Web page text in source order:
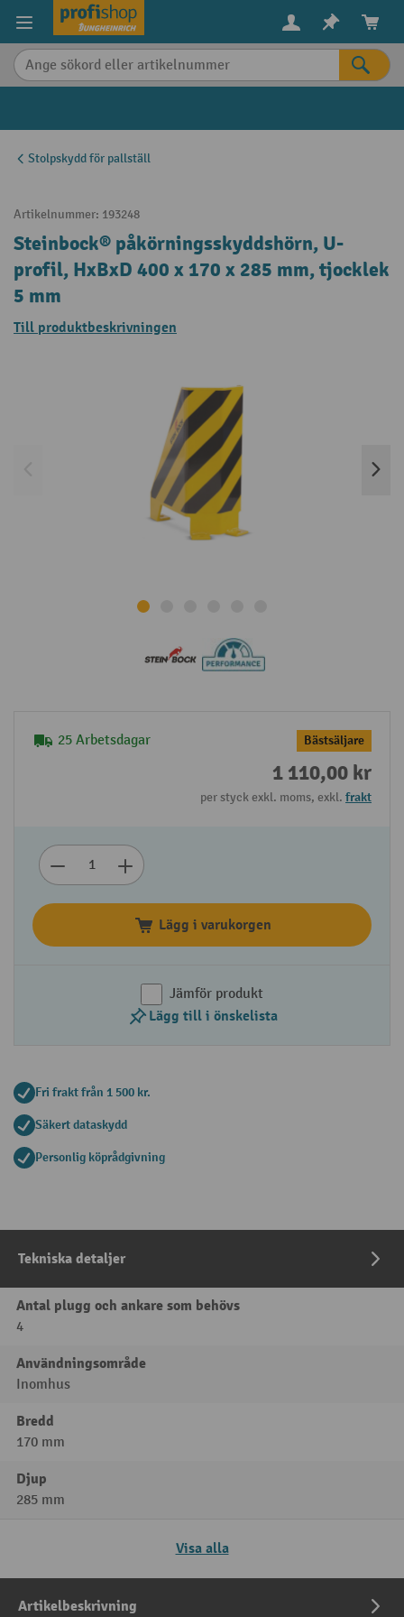
Stolpskydd för pallställ
Artikelnummer: 193248
Steinbock® påkörningsskyddshörn, U-
profil, HxBxD 400 x 170 x 285 mm, tjocklek
5 mm
Till produktbeskrivningen
25 Arbetsdagar Bästsäljare
1 110,00 kr
per styck exkl. moms, exkl. frakt
Lägg i varukorgen
Jämför produkt
Lägg till i önskelista
Fri frakt från 1 500 kr.
Säkert dataskydd
Personlig köprådgivning
Tekniska detaljer
Antal plugg och ankare som behövs
4
Användningsområde
Inomhus
Bredd
170 mm
Djup
285 mm
Visa alla
Artikelbeskrivning